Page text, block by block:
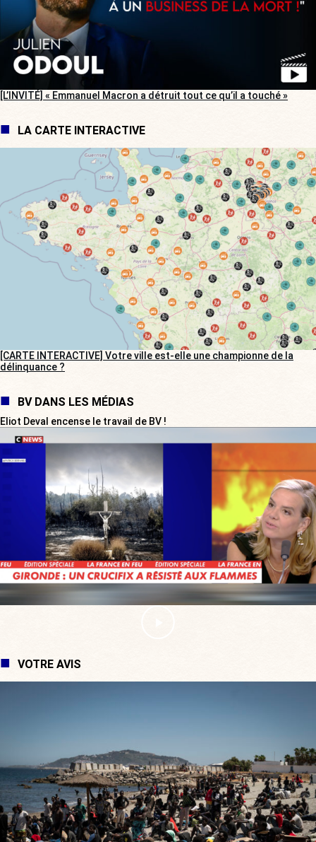
[L’INVITÉ] « Emmanuel Macron a détruit tout ce qu’il a touché »
LA CARTE INTERACTIVE
[CARTE INTERACTIVE] Votre ville est-elle une championne de la
délinquance ?
BV DANS LES MÉDIAS
Eliot Deval encense le travail de BV !
VOTRE AVIS